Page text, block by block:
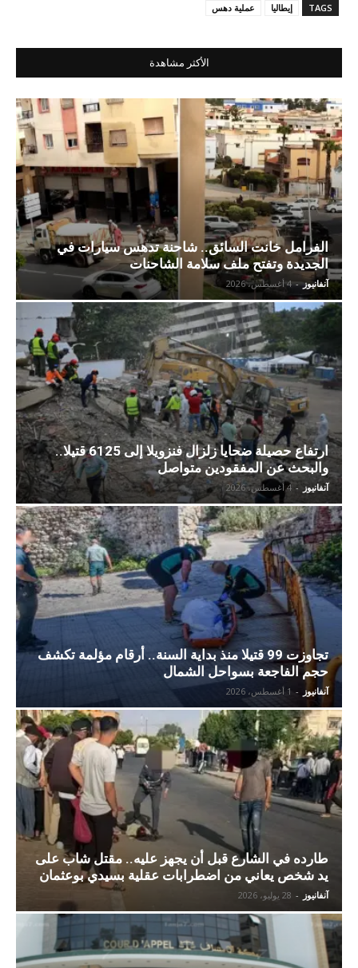
TAGS إيطاليا عملية دهس
الأكثر مشاهدة
الفرامل خانت السائق.. شاحنة تدهس سيارات في
الجديدة وتفتح ملف سلامة الشاحنات
آنفانيوز - 4 أغسطس، 2026
ارتفاع حصيلة ضحايا زلزال فنزويلا إلى 6125 قتيلا..
والبحث عن المفقودين متواصل
آنفانيوز - 4 أغسطس، 2026
تجاوزت 99 قتيلا منذ بداية السنة.. أرقام مؤلمة تكشف
حجم الفاجعة بسواحل الشمال
آنفانيوز - 1 أغسطس، 2026
طارده في الشارع قبل أن يجهز عليه.. مقتل شاب على
يد شخص يعاني من اضطرابات عقلية بسيدي بوعثمان
آنفانيوز - 28 يوليو، 2026